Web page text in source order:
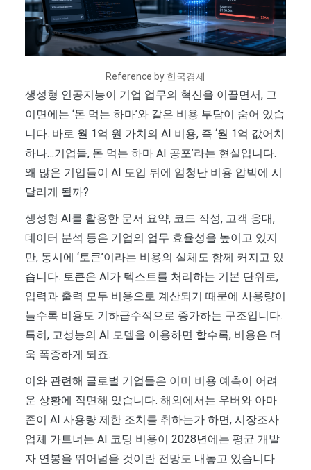
Reference by 한국경제
생성형 인공지능이 기업 업무의 혁신을 이끌면서, 그
이면에는 ‘돈 먹는 하마’와 같은 비용 부담이 숨어 있습
니다. 바로 월 1억 원 가치의 AI 비용, 즉 ‘월 1억 값어치
하나…기업들, 돈 먹는 하마 AI 공포’라는 현실입니다.
왜 많은 기업들이 AI 도입 뒤에 엄청난 비용 압박에 시
달리게 될까?
생성형 AI를 활용한 문서 요약, 코드 작성, 고객 응대,
데이터 분석 등은 기업의 업무 효율성을 높이고 있지
만, 동시에 ‘토큰’이라는 비용의 실체도 함께 커지고 있
습니다. 토큰은 AI가 텍스트를 처리하는 기본 단위로,
입력과 출력 모두 비용으로 계산되기 때문에 사용량이
늘수록 비용도 기하급수적으로 증가하는 구조입니다.
특히, 고성능의 AI 모델을 이용하면 할수록, 비용은 더
욱 폭증하게 되죠.
이와 관련해 글로벌 기업들은 이미 비용 예측이 어려
운 상황에 직면해 있습니다. 해외에서는 우버와 아마
존이 AI 사용량 제한 조치를 취하는가 하면, 시장조사
업체 가트너는 AI 코딩 비용이 2028년에는 평균 개발
자 연봉을 뛰어넘을 것이란 전망도 내놓고 있습니다.